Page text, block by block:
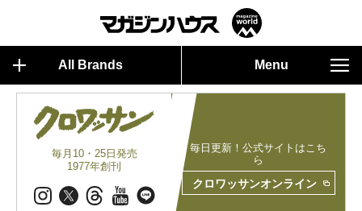
All Brands Menu
毎月10・25日発売
1977年創刊
毎日更新！公式サイトはこち
ら
クロワッサンオンライン